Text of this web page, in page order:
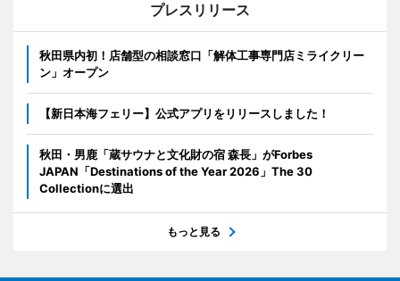
プレスリリース
秋田県内初！店舗型の相談窓口「解体工事専門店ミライクリー
ン」オープン
【新日本海フェリー】公式アプリをリリースしました！
秋田・男鹿「蔵サウナと文化財の宿 森長」がForbes
JAPAN「Destinations of the Year 2026」The 30
Collectionに選出
もっと見る